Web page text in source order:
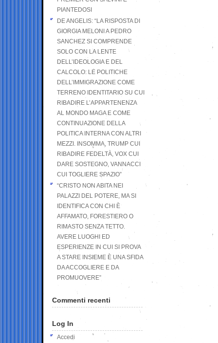
PIANTEDOSI
DE ANGELIS: “LA RISPOSTA DI
GIORGIA MELONI A PEDRO
SANCHEZ SI COMPRENDE
SOLO CON LA LENTE
DELL’IDEOLOGIA E DEL
CALCOLO: LE POLITICHE
DELL’IMMIGRAZIONE COME
TERRENO IDENTITARIO SU CUI
RIBADIRE L’APPARTENENZA
AL MONDO MAGA E COME
CONTINUAZIONE DELLA
POLITICA INTERNA CON ALTRI
MEZZI. INSOMMA, TRUMP CUI
RIBADIRE FEDELTÀ, VOX CUI
DARE SOSTEGNO, VANNACCI
CUI TOGLIERE SPAZIO”
“CRISTO NON ABITA NEI
PALAZZI DEL POTERE, MA SI
IDENTIFICA CON CHI È
AFFAMATO, FORESTIERO O
RIMASTO SENZA TETTO.
AVERE LUOGHI ED
ESPERIENZE IN CUI SI PROVA
A STARE INSIEME È UNA SFIDA
DA ACCOGLIERE E DA
PROMUOVERE”
Commenti recenti
Log In
Accedi